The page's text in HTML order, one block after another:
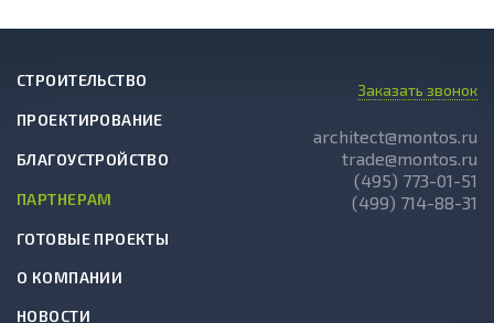
СТРОИТЕЛЬСТВО
ПРОЕКТИРОВАНИЕ
БЛАГОУСТРОЙСТВО
ПАРТНЕРАМ
ГОТОВЫЕ ПРОЕКТЫ
О КОМПАНИИ
НОВОСТИ
Заказать звонок
architect@montos.ru
trade@montos.ru
(495) 773-01-51
(499) 714-88-31